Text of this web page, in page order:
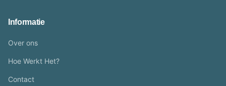
Informatie
Over ons
Hoe Werkt Het?
Contact